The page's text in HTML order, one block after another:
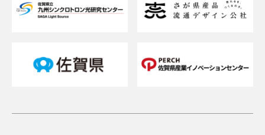
貸研修室（貸会議室）を借りたい